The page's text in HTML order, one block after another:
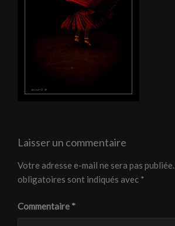
Laisser un commentaire
Votre adresse e-mail ne sera pas publiée.
obligatoires sont indiqués avec *
Commentaire *